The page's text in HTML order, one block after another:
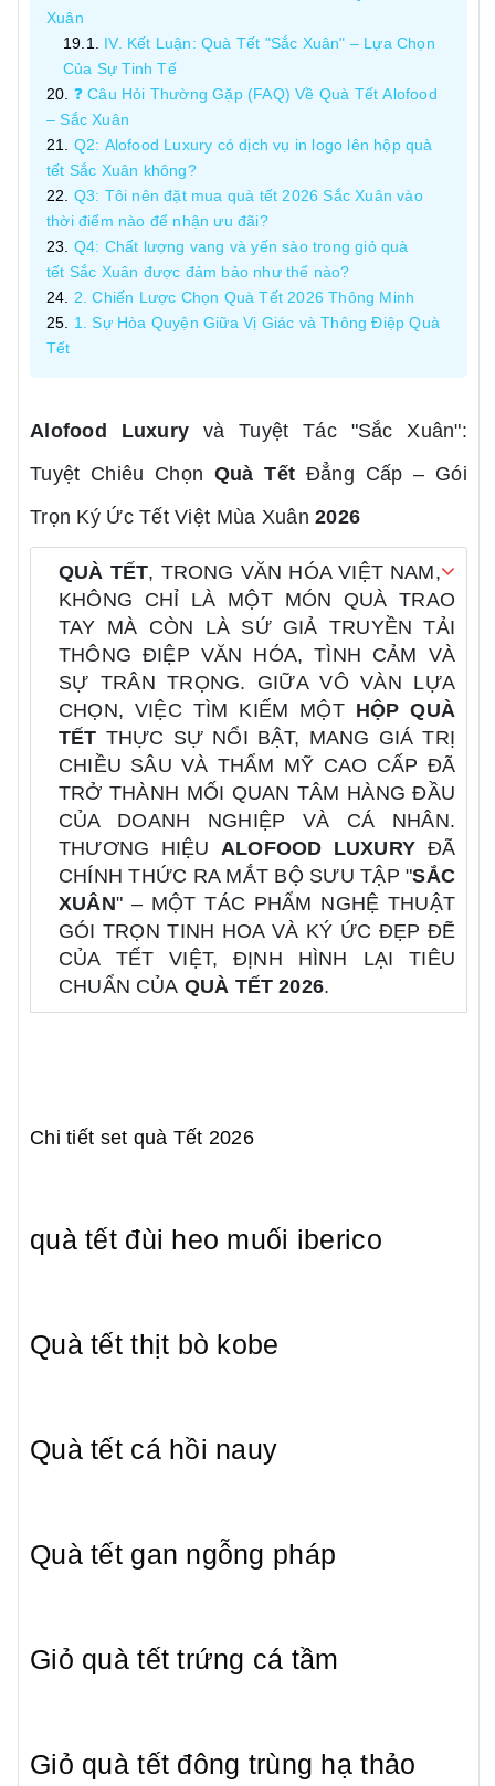
Xuân
IV. Kết Luận: Quà Tết "Sắc Xuân" – Lựa Chọn
Của Sự Tinh Tế
❓ Câu Hỏi Thường Gặp (FAQ) Về Quà Tết Alofood
– Sắc Xuân
Q2: Alofood Luxury có dịch vụ in logo lên hộp quà
tết Sắc Xuân không?
Q3: Tôi nên đặt mua quà tết 2026 Sắc Xuân vào
thời điểm nào để nhận ưu đãi?
Q4: Chất lượng vang và yến sào trong giỏ quà
tết Sắc Xuân được đảm bảo như thế nào?
2. Chiến Lược Chọn Quà Tết 2026 Thông Minh
1. Sự Hòa Quyện Giữa Vị Giác và Thông Điệp Quà
Tết
Alofood Luxury và Tuyệt Tác "Sắc Xuân":
Tuyệt Chiêu Chọn Quà Tết Đẳng Cấp – Gói
Trọn Ký Ức Tết Việt Mùa Xuân2026
QUÀ TẾT, TRONG VĂN HÓA VIỆT NAM,
KHÔNG CHỈ LÀ MỘT MÓN QUÀ TRAO
TAY MÀ CÒN LÀ SỨ GIẢ TRUYỀN TẢI
THÔNG ĐIỆP VĂN HÓA, TÌNH CẢM VÀ
SỰ TRÂN TRỌNG. GIỮA VÔ VÀN LỰA
CHỌN, VIỆC TÌM KIẾM MỘT HỘP QUÀ
TẾT THỰC SỰ NỔI BẬT, MANG GIÁ TRỊ
CHIỀU SÂU VÀ THẨM MỸ CAO CẤP ĐÃ
TRỞ THÀNH MỐI QUAN TÂM HÀNG ĐẦU
CỦA DOANH NGHIỆP VÀ CÁ NHÂN.
THƯƠNG HIỆUALOFOOD LUXURY ĐÃ
CHÍNH THỨC RA MẮT BỘ SƯU TẬP "SẮC
XUÂN" – MỘT TÁC PHẨM NGHỆ THUẬT
GÓI TRỌN TINH HOA VÀ KÝ ỨC ĐẸP ĐẼ
CỦA TẾT VIỆT, ĐỊNH HÌNH LẠI TIÊU
CHUẨN CỦA QUÀ TẾT 2026.
Chi tiết set quà Tết 2026
quà tết đùi heo muối iberico
Quà tết thịt bò kobe
Quà tết cá hồi nauy
Quà tết gan ngỗng pháp
Giỏ quà tết trứng cá tầm
Giỏ quà tết đông trùng hạ thảo